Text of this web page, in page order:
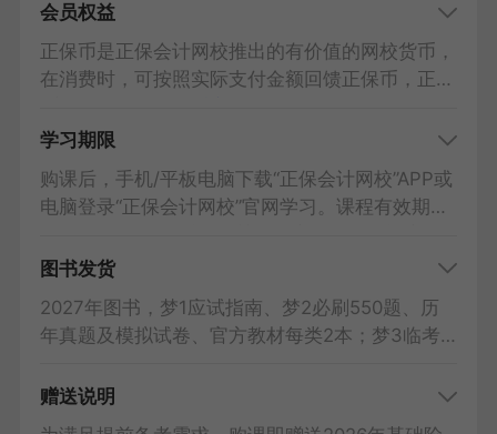
会员权益
正保币是正保会计网校推出的有价值的网校货币，
在消费时，可按照实际支付金额回馈正保币，正保
学习期限
购课后，手机/平板电脑下载“正保会计网校”APP或
电脑登录“正保会计网校”官网学习。课程有效期至
起有效期为3个月。课程讲义、练习等可下载到电
校”APP，断网后也可学习。课程内容仅限学员本
人使用，严禁与他人共用。
图书发货
2027年图书，梦1应试指南、梦2必刷550题、历
年真题及模拟试卷、官方教材每类2本；梦3临考
现货图书：付款后一般会根据订单顺序48小时内
赠送说明